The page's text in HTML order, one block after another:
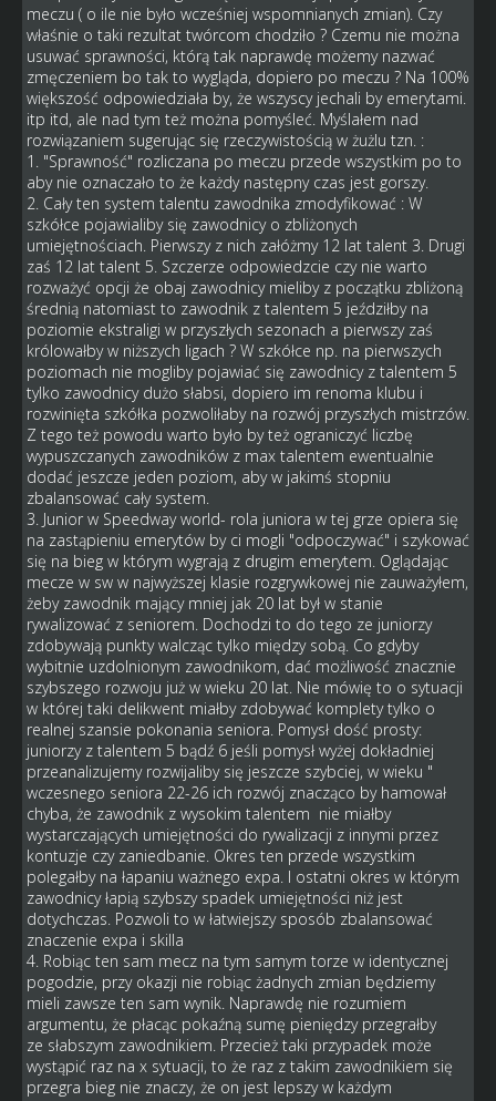
meczu ( o ile nie było wcześniej wspomnianych zmian). Czy
właśnie o taki rezultat twórcom chodziło ? Czemu nie można
usuwać sprawności, którą tak naprawdę możemy nazwać
zmęczeniem bo tak to wygląda, dopiero po meczu ? Na 100%
większość odpowiedziała by, że wszyscy jechali by emerytami.
itp itd, ale nad tym też można pomyśleć. Myślałem nad
rozwiązaniem sugerując się rzeczywistością w żużlu tzn. :
1. "Sprawność" rozliczana po meczu przede wszystkim po to
aby nie oznaczało to że każdy następny czas jest gorszy.
2. Cały ten system talentu zawodnika zmodyfikować : W
szkółce pojawialiby się zawodnicy o zbliżonych
umiejętnościach. Pierwszy z nich załóżmy 12 lat talent 3. Drugi
zaś 12 lat talent 5. Szczerze odpowiedzcie czy nie warto
rozważyć opcji że obaj zawodnicy mieliby z początku zbliżoną
średnią natomiast to zawodnik z talentem 5 jeździłby na
poziomie ekstraligi w przyszłych sezonach a pierwszy zaś
królowałby w niższych ligach ? W szkółce np. na pierwszych
poziomach nie mogliby pojawiać się zawodnicy z talentem 5
tylko zawodnicy dużo słabsi, dopiero im renoma klubu i
rozwinięta szkółka pozwoliłaby na rozwój przyszłych mistrzów.
Z tego też powodu warto było by też ograniczyć liczbę
wypuszczanych zawodników z max talentem ewentualnie
dodać jeszcze jeden poziom, aby w jakimś stopniu
zbalansować cały system.
3. Junior w Speedway world- rola juniora w tej grze opiera się
na zastąpieniu emerytów by ci mogli "odpoczywać" i szykować
się na bieg w którym wygrają z drugim emerytem. Oglądając
mecze w sw w najwyższej klasie rozgrywkowej nie zauważyłem,
żeby zawodnik mający mniej jak 20 lat był w stanie
rywalizować z seniorem. Dochodzi to do tego ze juniorzy
zdobywają punkty walcząc tylko między sobą. Co gdyby
wybitnie uzdolnionym zawodnikom, dać możliwość znacznie
szybszego rozwoju już w wieku 20 lat. Nie mówię to o sytuacji
w której taki delikwent miałby zdobywać komplety tylko o
realnej szansie pokonania seniora. Pomysł dość prosty:
juniorzy z talentem 5 bądź 6 jeśli pomysł wyżej dokładniej
przeanalizujemy rozwijaliby się jeszcze szybciej, w wieku "
wczesnego seniora 22-26 ich rozwój znacząco by hamował
chyba, że zawodnik z wysokim talentem nie miałby
wystarczających umiejętności do rywalizacji z innymi przez
kontuzje czy zaniedbanie. Okres ten przede wszystkim
polegałby na łapaniu ważnego expa. I ostatni okres w którym
zawodnicy łapią szybszy spadek umiejętności niż jest
dotychczas. Pozwoli to w łatwiejszy sposób zbalansować
znaczenie expa i skilla
4. Robiąc ten sam mecz na tym samym torze w identycznej
pogodzie, przy okazji nie robiąc żadnych zmian będziemy
mieli zawsze ten sam wynik. Naprawdę nie rozumiem
argumentu, że płacąc pokaźną sumę pieniędzy przegrałby
ze słabszym zawodnikiem. Przecież taki przypadek może
wystąpić raz na x sytuacji, to że raz z takim zawodnikiem się
przegra bieg nie znaczy, że on jest lepszy w każdym